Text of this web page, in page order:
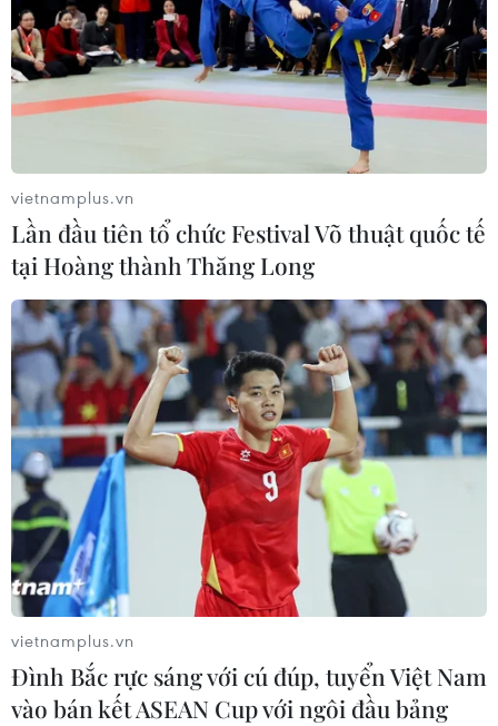
vietnamplus.vn
Lần đầu tiên tổ chức Festival Võ thuật quốc tế
tại Hoàng thành Thăng Long
vietnamplus.vn
Đình Bắc rực sáng với cú đúp, tuyển Việt Nam
vào bán kết ASEAN Cup với ngôi đầu bảng